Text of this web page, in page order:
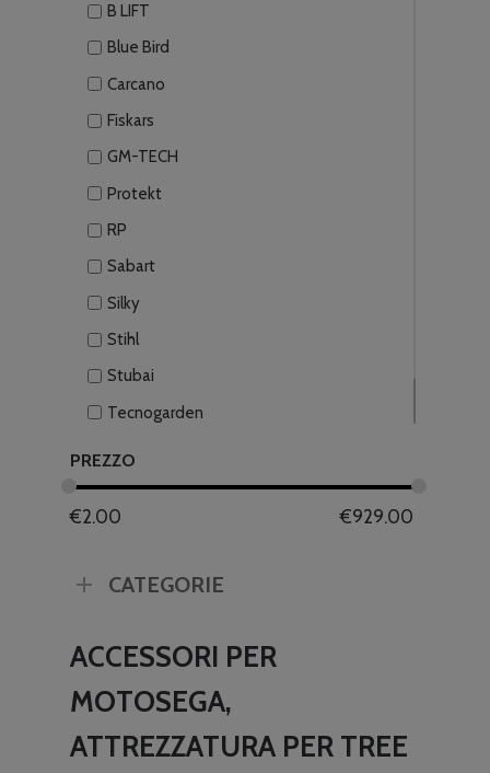
B LIFT
Blue Bird
Carcano
Fiskars
GM-TECH
Protekt
RP
Sabart
Silky
Stihl
Stubai
Tecnogarden
PREZZO
€2.00 €929.00
CATEGORIE
ACCESSORI PER
MOTOSEGA,
ATTREZZATURA PER TREE